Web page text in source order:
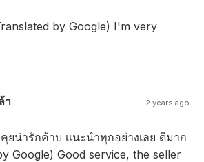
by Google) I'm very
า 2 years ago
ยน่ารักค้าบ เเนะนำทุกอย่างเลย ดีมาก
Google) Good service, the seller